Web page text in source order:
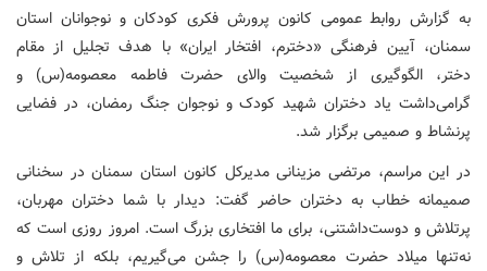
به گزارش روابط عمومی کانون پرورش فکری کودکان و نوجوانان استان
سمنان، آیین فرهنگی «دخترم، افتخار ایران» با هدف تجلیل از مقام
دختر، الگوگیری از شخصیت والای حضرت فاطمه معصومه(س) و
گرامی‌داشت یاد دختران شهید کودک و نوجوان جنگ رمضان، در فضایی
پرنشاط و صمیمی برگزار شد.
در این مراسم، مرتضی مزینانی مدیرکل کانون استان سمنان در سخنانی
صمیمانه خطاب به دختران حاضر گفت: دیدار با شما دختران مهربان،
پرتلاش و دوست‌داشتنی، برای ما افتخاری بزرگ است. امروز روزی است که
نه‌تنها میلاد حضرت معصومه(س) را جشن می‌گیریم، بلکه از تلاش و